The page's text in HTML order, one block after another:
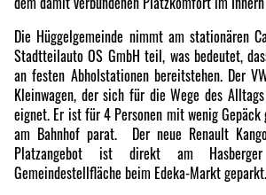
Die Hüggelgemeinde nimmt am stationären
Stadtteilauto OS GmbH teil, was bedeutet,
an festen Abholstationen bereitstehen. Der
Kleinwagen, der sich für die Wege des
eignet. Er ist für 4 Personen mit wenig
am Bahnhof parat. Der neue Renault
Platzangebot ist direkt am
Gemeindestellfläche beim Edeka-Markt geparkt.